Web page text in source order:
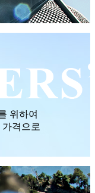
위하여
격으로